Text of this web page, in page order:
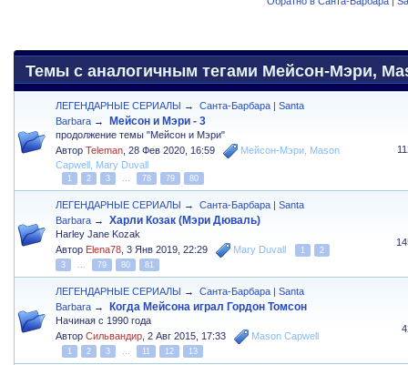
Темы с аналогичным тегами Мейсон-Мэри,
ЛЕГЕНДАРНЫЕ СЕРИАЛЫ →
Санта-Барбара | Santa
Barbara → Мейсон и Мэри - 3
продолжение темы "Мейсон и Мэри"
АвторTeleman ,28 Фев 2020, 16:59 Мейсон-Мэри Mason
Capwell Mary Duvall
1 2 3 78 79 80
ЛЕГЕНДАРНЫЕ СЕРИАЛЫ →
Санта-Барбара | Santa
Barbara → Харли Козак (Мэри Дюваль)
Harley Jane Kozak
Автор Elena78 ,3 Янв 2019, 22:29 Mary Duvall 1
2
3
79 80 81
ЛЕГЕНДАРНЫЕ СЕРИАЛЫ →
Санта-Барбара | Santa
Barbara → Когда Мейсона играл Гордон Томсон
Начиная с 1990 года
АвторСильвандир ,2 Авг 2015, 17:33 Mason Capwell
1 2 3 11 12 13